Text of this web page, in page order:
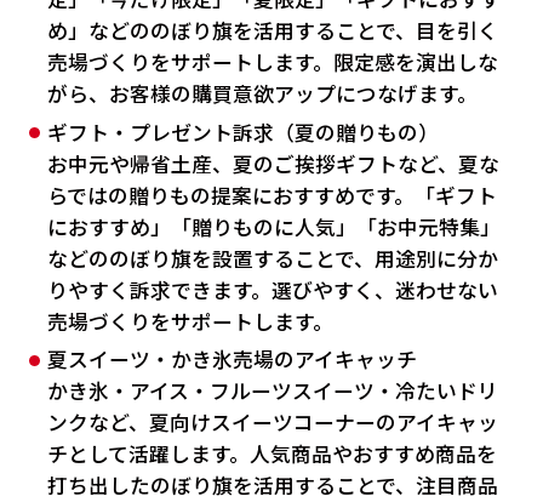
め」などののぼり旗を活用することで、目を引く
売場づくりをサポートします。限定感を演出しな
がら、お客様の購買意欲アップにつなげます。
ギフト・プレゼント訴求（夏の贈りもの）
お中元や帰省土産、夏のご挨拶ギフトなど、夏な
らではの贈りもの提案におすすめです。「ギフト
におすすめ」「贈りものに人気」「お中元特集」
などののぼり旗を設置することで、用途別に分か
りやすく訴求できます。選びやすく、迷わせない
売場づくりをサポートします。
夏スイーツ・かき氷売場のアイキャッチ
かき氷・アイス・フルーツスイーツ・冷たいドリ
ンクなど、夏向けスイーツコーナーのアイキャッ
チとして活躍します。人気商品やおすすめ商品を
打ち出したのぼり旗を活用することで、注目商品